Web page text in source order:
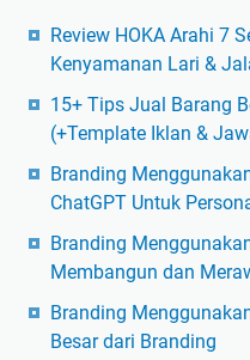
Review HOKA Arahi 7
Kenyamanan Lari &
15+ Tips Jual Barang
(+Template Iklan &
Branding
ChatGPT Untuk
Branding
Membangun dan
Branding
Besar dari Branding